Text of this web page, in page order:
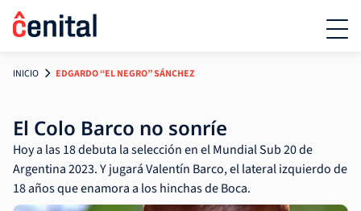
INICIO EDGARDO “EL NEGRO” SÁNCHEZ
El Colo Barco no sonríe
Hoy a las 18 debuta la selección en el Mundial Sub 20 de
Argentina 2023. Y jugará Valentín Barco, el lateral izquierdo de
18 años que enamora a los hinchas de Boca.